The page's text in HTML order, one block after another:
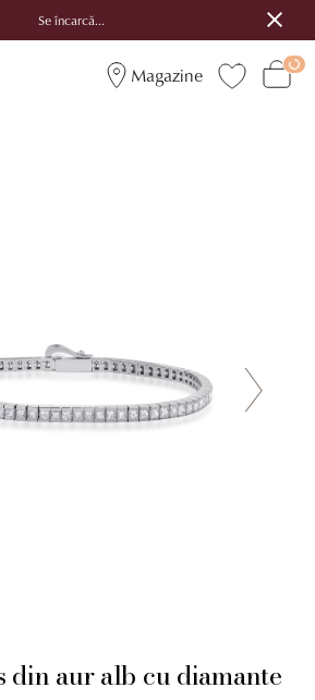
Se încarcă...
Magazine
din aur alb cu diamante